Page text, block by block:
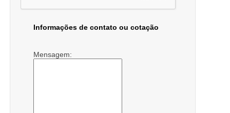
Informações de contato ou cotação
Mensagem: